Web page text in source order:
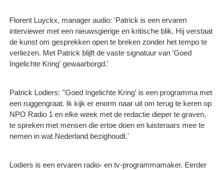
Florent Luyckx, manager audio: 'Patrick is een ervaren
interviewer met een nieuwsgierige en kritische blik. Hij verstaat
de kunst om gesprekken open te breken zonder het tempo te
verliezen. Met Patrick blijft de vaste signatuur van 'Goed
Ingelichte Kring' gewaarborgd.'
Patrick Lodiers: ''Goed Ingelichte Kring' is een programma met
een ruggengraat. Ik kijk er enorm naar uit om terug te keren op
NPO Radio 1 en elke week met de redactie dieper te graven,
te spreken met mensen die ertoe doen en luisteraars mee te
nemen in wat Nederland bezighoudt.'
Lodiers is een ervaren radio- en tv-programmamaker. Eerder